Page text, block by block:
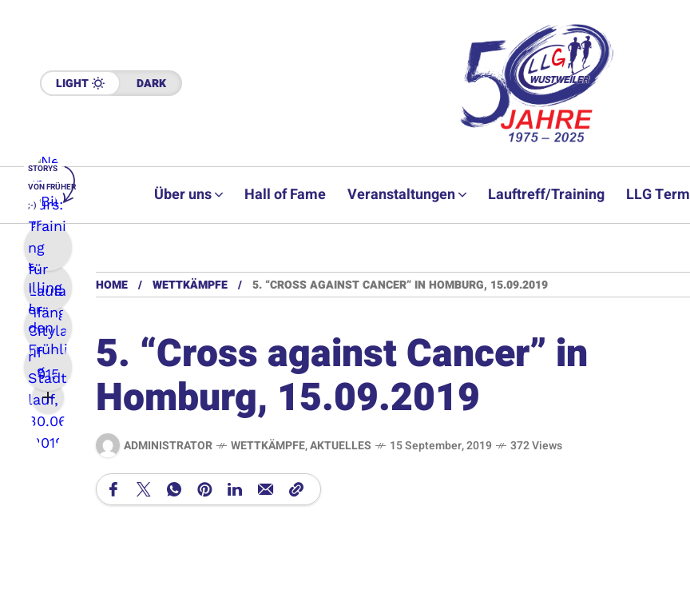
LIGHT DARK
Über uns Hall of Fame Veranstaltungen Lauftreff/Training LLG
HOME WETTKÄMPFE 5. “CROSS AGAINST CANCER” IN HOMBURG, 15.09.2019
5. “Cross against Cancer” in
Homburg, 15.09.2019
ADMINISTRATOR WETTKÄMPFE,AKTUELLES 15 September, 2019 372 Views
STORYS
VON FRÜHER
;-)